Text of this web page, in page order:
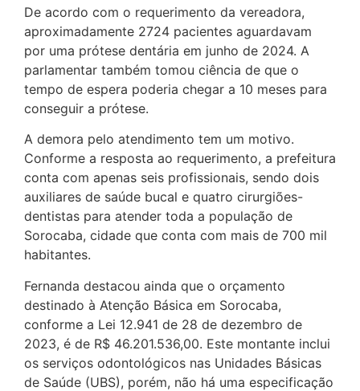
De acordo com o requerimento da vereadora,
aproximadamente 2724 pacientes aguardavam
por uma prótese dentária em junho de 2024. A
parlamentar também tomou ciência de que o
tempo de espera poderia chegar a 10 meses para
conseguir a prótese.
A demora pelo atendimento tem um motivo.
Conforme a resposta ao requerimento, a prefeitura
conta com apenas seis profissionais, sendo dois
auxiliares de saúde bucal e quatro cirurgiões-
dentistas para atender toda a população de
Sorocaba, cidade que conta com mais de 700 mil
habitantes.
Fernanda destacou ainda que o orçamento
destinado à Atenção Básica em Sorocaba,
conforme a Lei 12.941 de 28 de dezembro de
2023, é de R$ 46.201.536,00. Este montante inclui
os serviços odontológicos nas Unidades Básicas
de Saúde (UBS), porém, não há uma especificação